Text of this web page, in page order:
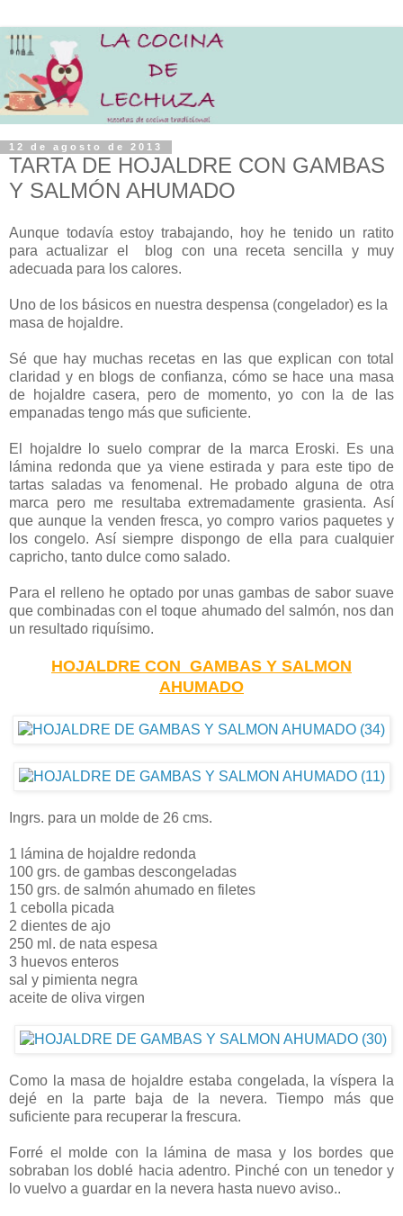
12 de agosto de 2013
TARTA DE HOJALDRE CON GAMBAS
Y SALMÓN AHUMADO
Aunque todavía estoy trabajando, hoy he tenido un ratito
para actualizar el blog con una receta sencilla y muy
adecuada para los calores.
Uno de los básicos en nuestra despensa (congelador) es la
masa de hojaldre.
Sé que hay muchas recetas en las que explican con total
claridad y en blogs de confianza, cómo se hace una masa
de hojaldre casera, pero de momento, yo con la de las
empanadas tengo más que suficiente.
El hojaldre lo suelo comprar de la marca Eroski. Es una
lámina redonda que ya viene estirada y para este tipo de
tartas saladas va fenomenal. He probado alguna de otra
marca pero me resultaba extremadamente grasienta. Así
que aunque la venden fresca, yo compro varios paquetes y
los congelo. Así siempre dispongo de ella para cualquier
capricho, tanto dulce como salado.
Para el relleno he optado por unas gambas de sabor suave
que combinadas con el toque ahumado del salmón, nos dan
un resultado riquísimo.
HOJALDRE CON GAMBAS Y SALMON
AHUMADO
Ingrs. para un molde de 26 cms.
1 lámina de hojaldre redonda
100 grs. de gambas descongeladas
150 grs. de salmón ahumado en filetes
1 cebolla picada
2 dientes de ajo
250 ml. de nata espesa
3 huevos enteros
sal y pimienta negra
aceite de oliva virgen
Como la masa de hojaldre estaba congelada, la víspera la
dejé en la parte baja de la nevera. Tiempo más que
suficiente para recuperar la frescura.
Forré el molde con la lámina de masa y los bordes que
sobraban los doblé hacia adentro. Pinché con un tenedor y
lo vuelvo a guardar en la nevera hasta nuevo aviso..